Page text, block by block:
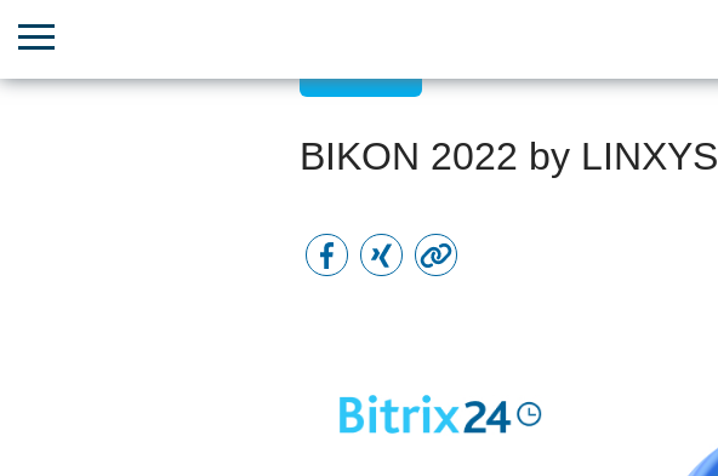
BIKON 2022 by LINXYS